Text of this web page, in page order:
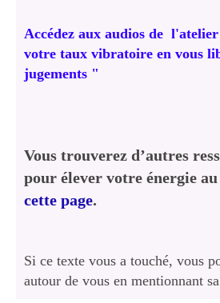
Accédez aux audios de
votre taux vibratoire en vous
jugements "
Vous trouverez d’autres
pour élever votre énergie
cette page.
Si ce texte vous a touché, vous
autour de vous en mentionnant